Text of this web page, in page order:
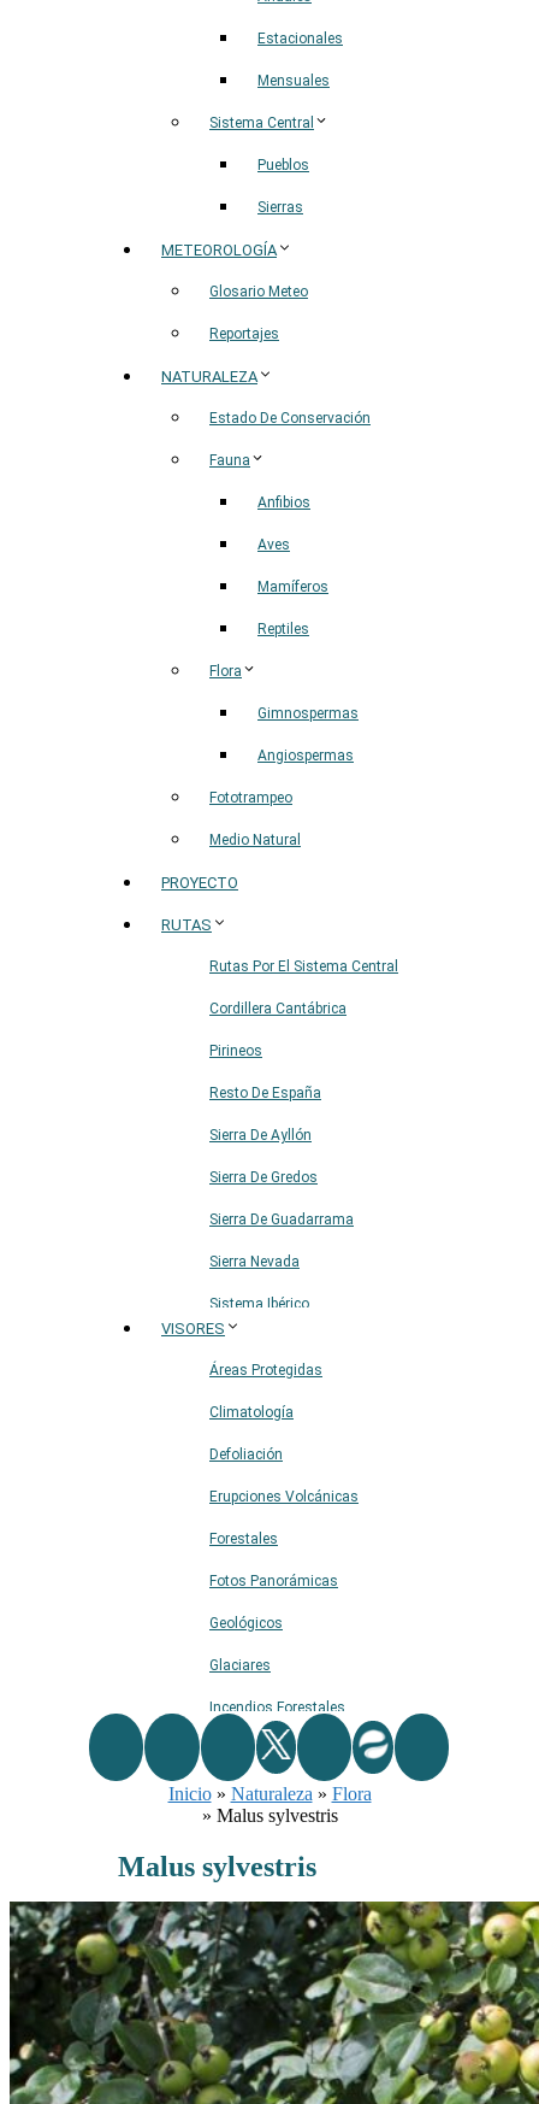
Estacionales
Mensuales
Sistema Central
Pueblos
Sierras
METEOROLOGÍA
Glosario Meteo
Reportajes
NATURALEZA
Estado De Conservación
Fauna
Anfibios
Aves
Mamíferos
Reptiles
Flora
Gimnospermas
Angiospermas
Fototrampeo
Medio Natural
PROYECTO
RUTAS
Rutas Por El Sistema Central
Cordillera Cantábrica
Pirineos
Resto De España
Sierra De Ayllón
Sierra De Gredos
Sierra De Guadarrama
Sierra Nevada
Sistema Ibérico
VISORES
Áreas Protegidas
Climatología
Defoliación
Erupciones Volcánicas
Forestales
Fotos Panorámicas
Geológicos
Glaciares
Incendios Forestales
Naturaleza
Ríos
Terremotos
Topográficos
Vértices Geodésicos
Inicio» Naturaleza » Flora
» Malus sylvestris
Malus sylvestris